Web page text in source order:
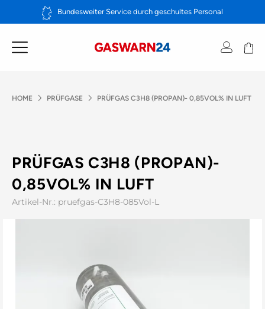
Inhalt
Bundesweiter Service durch geschultes Personal
HOME PRÜFGASE PRÜFGAS C3H8 (PROPAN)- 0,85VOL% IN LUFT
PRÜFGAS C3H8 (PROPAN)-
0,85VOL% IN LUFT
Artikel-Nr.: pruefgas-C3H8-085Vol-L